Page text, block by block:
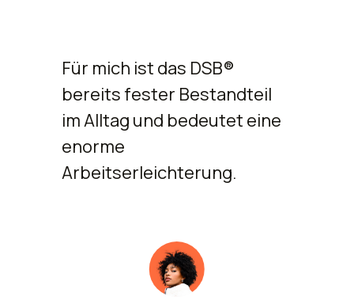
Für mich ist das DSB®
bereits fester Bestandteil
im Alltag und bedeutet eine
enorme
Arbeitserleichterung.